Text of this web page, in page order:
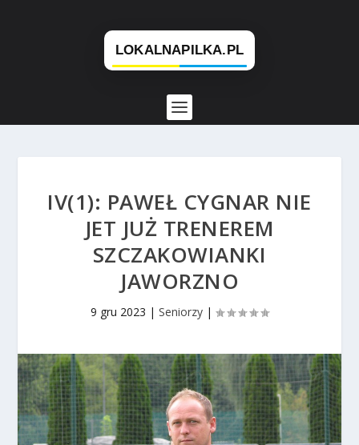
IV(1): PAWEŁ CYGNAR NIE
JET JUŻ TRENEREM
SZCZAKOWIANKI
JAWORZNO
9 gru 2023 | Seniorzy |